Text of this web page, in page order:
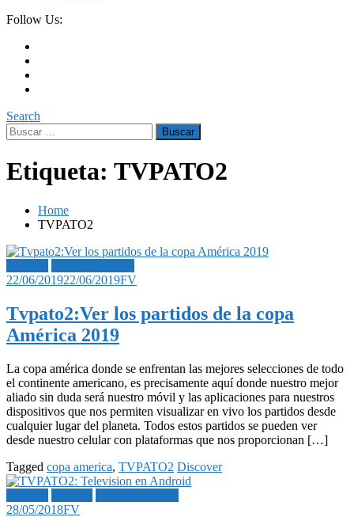
Follow Us:
Search
Buscar:
Etiqueta: TVPATO2
Home
TVPATO2
22/06/201922/06/2019FV
Tvpato2:Ver los partidos de la copa
América 2019
La copa américa donde se enfrentan las mejores selecciones de todo
el continente americano, es precisamente aquí donde nuestro mejor
aliado sin duda será nuestro móvil y las aplicaciones para nuestros
dispositivos que nos permiten visualizar en vivo los partidos desde
cualquier lugar del planeta. Todos estos partidos se pueden ver
desde nuestro celular con plataformas que nos proporcionan […]
Tagged copa america, TVPATO2 Discover
28/05/2018FV